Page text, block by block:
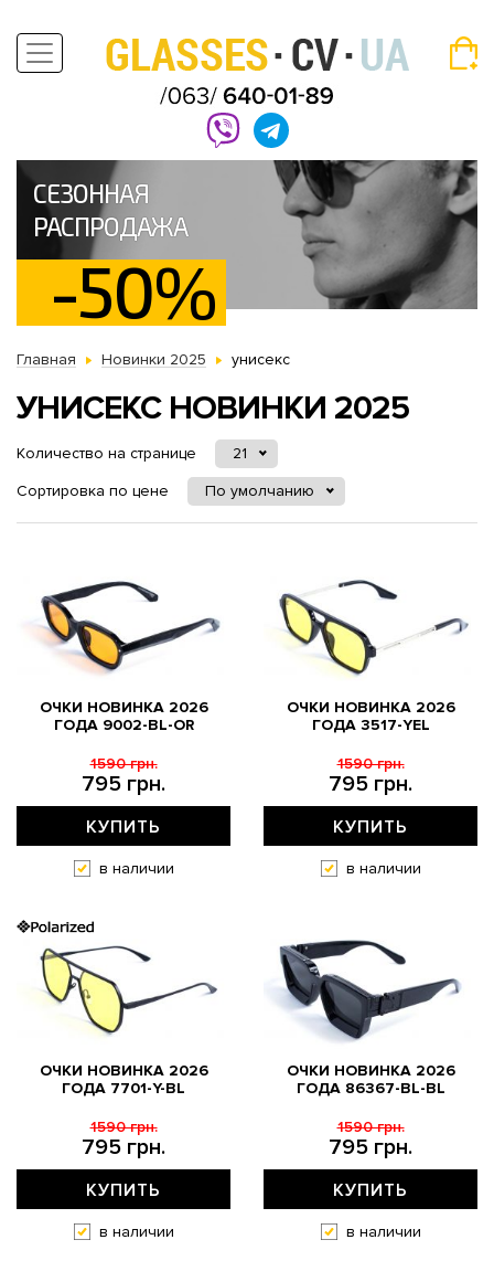
СЕЗОННАЯ
РАСПРОДАЖА
-50%
Главная Новинки 2025 унисекс
УНИСЕКС НОВИНКИ 2025
Количество на странице
21
Сортировка по цене
По умолчанию
ОЧКИ НОВИНКА 2026
ГОДА 9002-BL-OR
795 грн.
1590 грн.
КУПИТЬ
в наличии
ОЧКИ НОВИНКА 2026
ГОДА 3517-YEL
795 грн.
1590 грн.
КУПИТЬ
в наличии
ОЧКИ НОВИНКА 2026
ГОДА 7701-Y-BL
795 грн.
1590 грн.
КУПИТЬ
в наличии
ОЧКИ НОВИНКА 2026
ГОДА 86367-BL-BL
795 грн.
1590 грн.
КУПИТЬ
в наличии